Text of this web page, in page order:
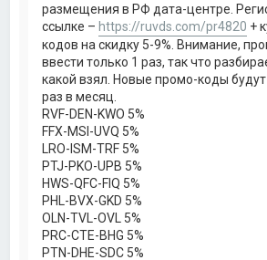
размещения в РФ дата-центре.
ссылке – https://ruvds.com/pr4820 +
кодов на скидку 5-9%. Внимание,
ввести только 1 раз, так что
какой взял. Новые промо-коды
раз в месяц.
RVF-DEN-KWO 5%
FFX-MSI-UVQ 5%
LRO-ISM-TRF 5%
PTJ-PKO-UPB 5%
HWS-QFC-FIQ 5%
PHL-BVX-GKD 5%
OLN-TVL-OVL 5%
PRC-CTE-BHG 5%
PTN-DHE-SDC 5%